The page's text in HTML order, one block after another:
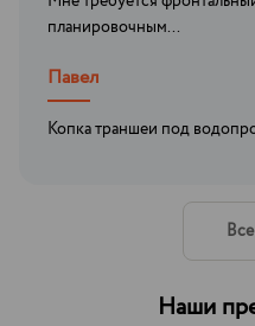
планировочным...
Павел
Копка траншеи под
Наши